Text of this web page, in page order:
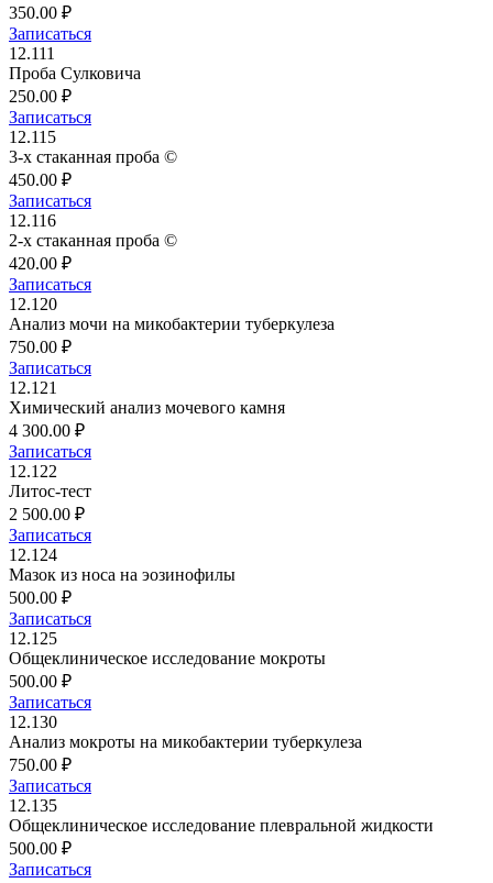
350.00 ₽
Записаться
12.111
Проба Сулковича
250.00 ₽
Записаться
12.115
3-х стаканная проба ©
450.00 ₽
Записаться
12.116
2-х стаканная проба ©
420.00 ₽
Записаться
12.120
Анализ мочи на микобактерии туберкулеза
750.00 ₽
Записаться
12.121
Химический анализ мочевого камня
4 300.00 ₽
Записаться
12.122
Литос-тест
2 500.00 ₽
Записаться
12.124
Мазок из носа на эозинофилы
500.00 ₽
Записаться
12.125
Общеклиническое исследование мокроты
500.00 ₽
Записаться
12.130
Анализ мокроты на микобактерии туберкулеза
750.00 ₽
Записаться
12.135
Общеклиническое исследование плевральной жидкости
500.00 ₽
Записаться